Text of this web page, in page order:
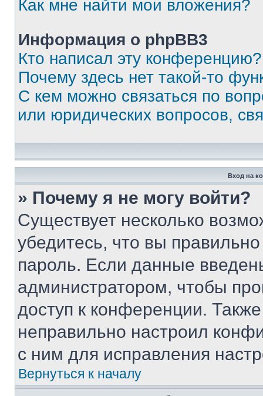
Как мне найти мои вложения?
Информация о phpBB3
Кто написал эту конференцию?
Почему здесь нет такой-то
С кем можно связаться по
или юридических вопросов,
Вход на
» Почему я не могу войти?
Существует несколько
убедитесь, что вы
пароль. Если данные
администратором, чтобы
доступ к конференции.
неправильно настроил
с ним для исправления
Вернуться к началу